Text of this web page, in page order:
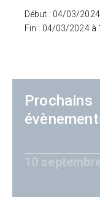
Début : 04/03/
Fin : 04/03/2024 à
Prochains
10